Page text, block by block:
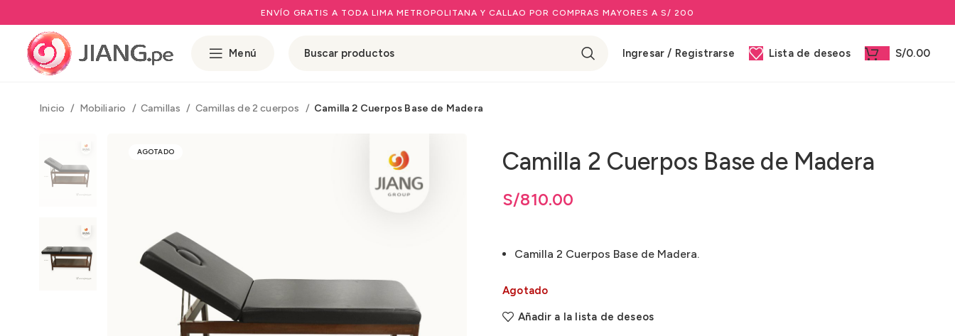
ENVÍO GRATIS A TODA LIMA METROPOLITANA Y CALLAO POR COMPRAS MAYORES A S/ 200
Menú Ingresar / Registrarse Lista de deseos S/0.00
Inicio Mobiliario Camillas Camillas de 2 cuerpos Camilla 2 Cuerpos Base de Madera
AGOTADO Camilla 2 Cuerpos Base de Madera
S/810.00
Camilla 2 Cuerpos Base de Madera.
Agotado
Añadir a la lista de deseos